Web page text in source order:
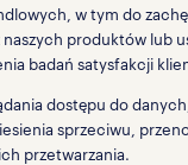
w tym do
naszych produktów lub
badań satysfakcji
dostępu do
sprzeciwu,
przetwarzania.